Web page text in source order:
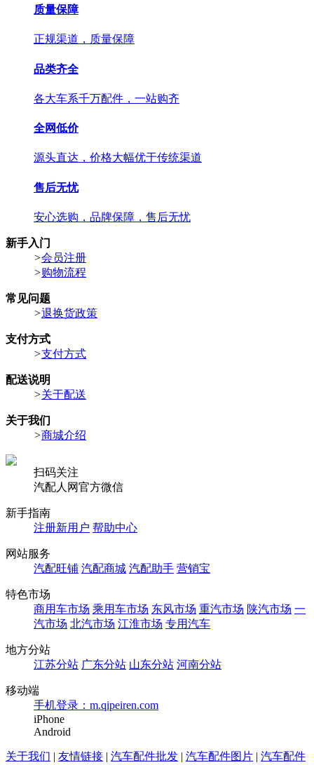
质量保障
正规渠道，质量保障
品类齐全
各大车系千万配件，一站购齐
全网低价
源头直达，价格大幅优于传统渠道
售后无忧
安心选购，品牌保障，售后无忧
新手入门
>会员注册
>购物流程
常见问题
>退换货政策
支付方式
>支付方式
配送说明
>关于配送
关于我们
>商城介绍
扫码关注
汽配人网官方微信
新手指南
注册新用户 帮助中心
网站服务
汽配旺铺 汽配商城 汽配助手 营销宝
特色市场
商用车市场 乘用车市场 东风市场 重汽市场 陕汽市场 一
汽市场 北汽市场 江淮市场 专用汽车
地方分站
江苏分站 广东分站 山东分站 河南分站
移动端
手机登录：m.qipeiren.com
iPhone
Android
关于我们 | 友情链接 | 汽车配件批发 | 汽车配件图片 | 汽车配件